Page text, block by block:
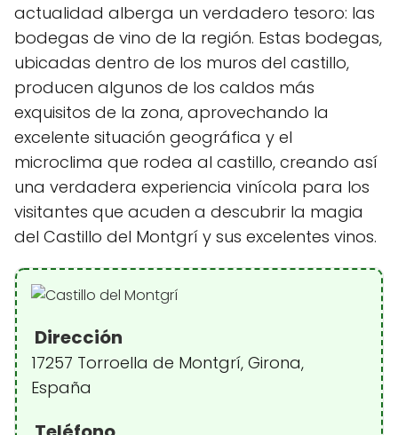
actualidad alberga un verdadero tesoro: las
bodegas de vino de la región. Estas bodegas,
ubicadas dentro de los muros del castillo,
producen algunos de los caldos más
exquisitos de la zona, aprovechando la
excelente situación geográfica y el
microclima que rodea al castillo, creando así
una verdadera experiencia vinícola para los
visitantes que acuden a descubrir la magia
del Castillo del Montgrí y sus excelentes vinos.
Dirección
17257 Torroella de Montgrí, Girona,
España